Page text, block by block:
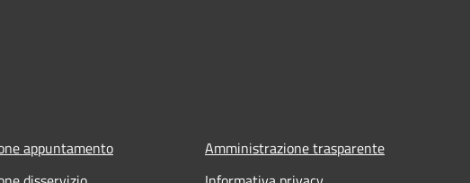
appuntamento
Amministrazione trasparente